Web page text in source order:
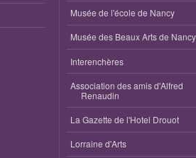
Musée de l'école de Nancy
Musée des Beaux Arts de Nancy
Interenchères
Association des amis d'Alfred
Renaudin
La Gazette de l'Hotel Drouot
Lorraine d'Arts